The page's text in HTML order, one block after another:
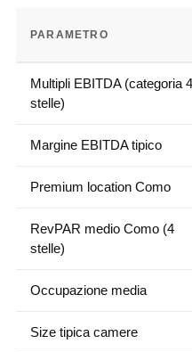
PARAMETRO
Multipli EBITDA (categoria 4
stelle)
Margine EBITDA tipico
Premium location Como
RevPAR medio Como (4
stelle)
Occupazione media
Size tipica camere